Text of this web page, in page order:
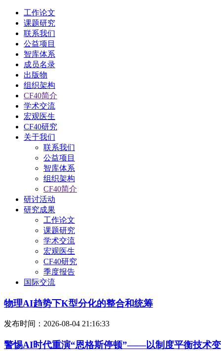
工作论文
课题研究
联系我们
公益项目
智库体系
成员名录
出版物
组织架构
CF40简介
学术交流
宏观医生
CF40研究
关于我们
联系我们
公益项目
智库体系
组织架构
CF40简介
研讨活动
研究成果
工作论文
课题研究
学术交流
宏观医生
CF40研究
季度报告
国际交流
物理AI趋势下K型分化的整合和统筹
发布时间：2026-08-04 21:16:33
警惕AI时代重演“恩格斯停顿”——以制度平衡技术